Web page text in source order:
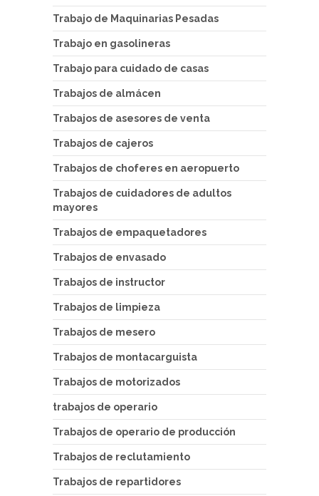
Trabajo de Maquinarias Pesadas
Trabajo en gasolineras
Trabajo para cuidado de casas
Trabajos de almácen
Trabajos de asesores de venta
Trabajos de cajeros
Trabajos de choferes en aeropuerto
Trabajos de cuidadores de adultos
mayores
Trabajos de empaquetadores
Trabajos de envasado
Trabajos de instructor
Trabajos de limpieza
Trabajos de mesero
Trabajos de montacarguista
Trabajos de motorizados
trabajos de operario
Trabajos de operario de producción
Trabajos de reclutamiento
Trabajos de repartidores